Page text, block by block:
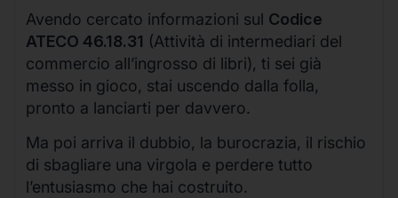
Avendo cercato informazioni sul Codice
ATECO 46.18.31 (Attività di intermediari del
commercio all’ingrosso di libri), ti sei già
messo in gioco, stai uscendo dalla folla,
pronto a lanciarti per davvero.
Ma poi arriva il dubbio, la burocrazia, il rischio
di sbagliare una virgola e perdere tutto
l’entusiasmo che hai costruito.